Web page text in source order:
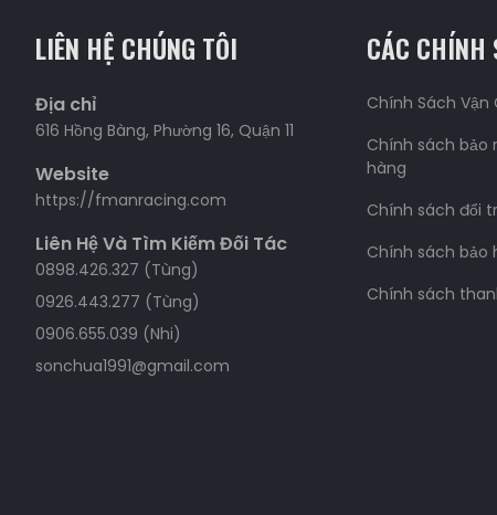
LIÊN HỆ CHÚNG TÔI
Địa chỉ
616 Hồng Bàng, Phường 16, Quận 11
Website
https://fmanracing.com
Liên Hệ Và Tìm Kiếm Đối Tác
0898.426.327 (Tùng)
0926.443.277 (Tùng)
0906.655.039 (Nhi)
sonchua1991@gmail.com
CÁC CHÍNH
Chính Sách
Chính sách
hàng
Chính sách đổi
Chính sách bảo
Chính sách